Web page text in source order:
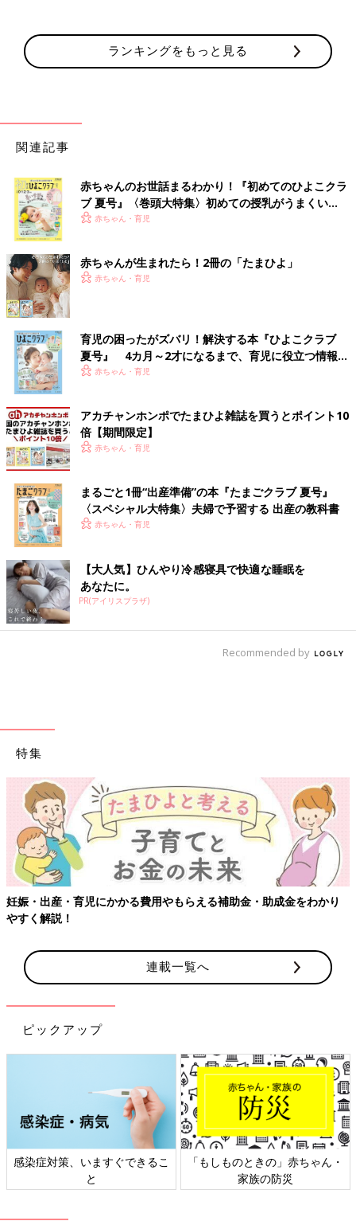
ランキングをもっと見る
関連記事
赤ちゃんのお世話まるわかり！『初めてのひよこクラ
ブ 夏号』〈巻頭大特集〉初めての授乳がうまくい
く！ おっぱい・ミルクの基本と夏のトラブル 解決テ
赤ちゃん・育児
赤ちゃんが生まれたら！2冊の「たまひよ」
赤ちゃん・育児
育児の困ったがズバリ！解決する本『ひよこクラブ
夏号』 4カ月～2才になるまで、育児に役立つ情報が
いっぱい！
赤ちゃん・育児
アカチャンホンポでたまひよ雑誌を買うとポイント10
倍【期間限定】
赤ちゃん・育児
まるごと1冊“出産準備”の本『たまごクラブ 夏号』
〈スペシャル大特集〉夫婦で予習する 出産の教科書
赤ちゃん・育児
【大人気】ひんやり冷感寝具で快適な睡眠を
あなたに。
PR(アイリスプラザ)
Recommended by
特集
かる費用やもらえる補助金・助成金をわかり 【ワクチン接種でき
連載一覧へ
ピックアップ
ますぐできるこ
「もしものときの」赤ちゃん・
日本外来小